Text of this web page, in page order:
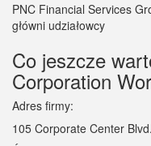
PNC Financial Services
główni udziałowcy
Co jeszcze
Corporation
Adres firmy:
105 Corporate Center